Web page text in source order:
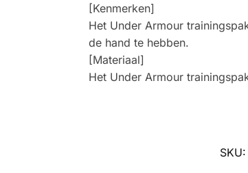
[Kenmerken]
Het Under Armour
de hand te hebben.
[Materiaal]
Het Under Armour
SKU: